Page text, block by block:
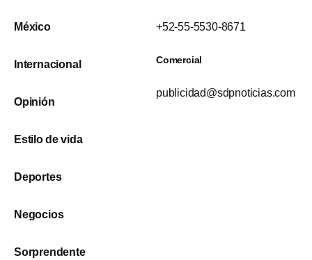
México
Internacional
Opinión
Estilo de vida
Deportes
Negocios
Sorprendente
+52-55-5530-8671
Comercial
publicidad@sdpnoticias.com